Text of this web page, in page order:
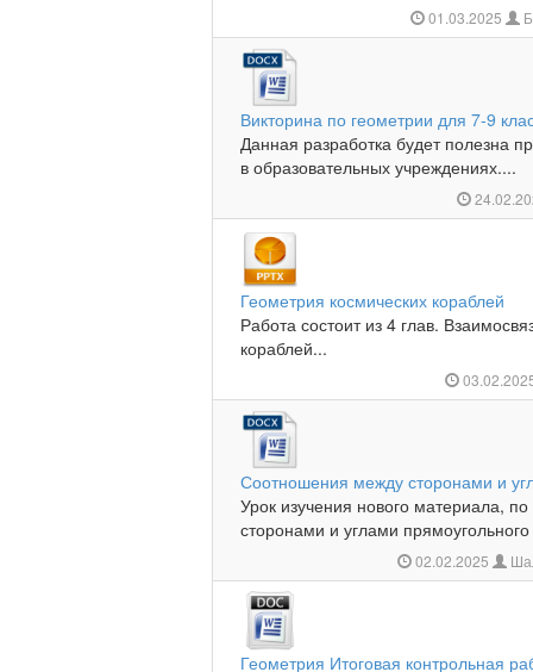
01.03.2025
Викторина по геометрии для 7-9
Данная разработка будет полезна
в образовательных учреждениях....
Геометрия космических кораблей
Работа состоит из 4 глав.
кораблей...
Соотношения между сторонами и
Урок изучения нового материала,
сторонами и углами
02.02.2025
Геометрия Итоговая контрольная